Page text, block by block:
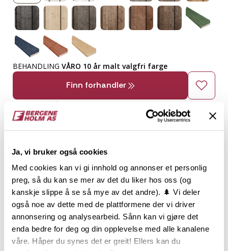
Ja, vi bruker også cookies
Med cookies kan vi gi innhold og annonser et personlig
preg, så du kan se mer av det du liker hos oss (og
kanskje slippe å se så mye av det andre). 🌲 Vi deler
også noe av dette med de plattformene der vi driver
annonsering og analysearbeid. Sånn kan vi gjøre det
enda bedre for deg og din opplevelse med alle kanalene
våre. Håper du synes det er greit! Ellers kan du
BEHANDLING VÅRO 10 år malt valgfri farge
Finn forhandler
3-sidig råtebehandling og 2 toppstrøk
Ferdig til bruk, etterbehandles innen 10 år
Grunnet og malt med 10 års systembehandling
Enkel profil med mange variasjonsmuligheter
TRESLAG LM PER M2 ENDEPLØY
Gran 8.2